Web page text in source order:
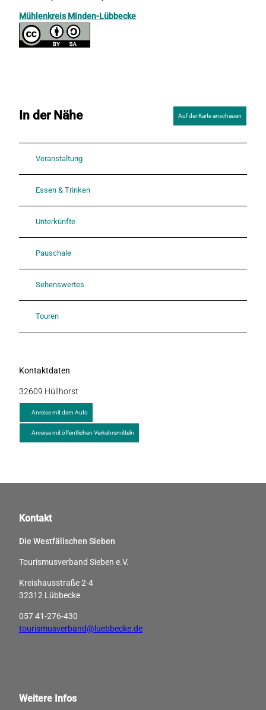
Mühlenkreis Minden-Lübbecke
In der Nähe Auf der Karte anschauen
Veranstaltung
Essen & Trinken
Unterkünfte
Pauschale
Sehenswertes
Touren
Kontaktdaten
32609 Hüllhorst
Anreise mit dem Auto
Anreise mit öffentlichen Verkehrsmitteln
Kontakt
Die Westfälischen Sieben
Tourismusverband Sieben e.V.
Kreishausstraße 2-4
32312 Lübbecke
057 41-276-430
tourismusverband@luebbecke.de
Weitere Infos